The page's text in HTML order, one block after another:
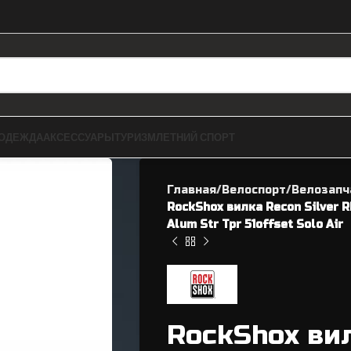
ВЕЛОЗАПЧАСТИ
Касеты / Трещетки
Главная Велоспорт
RockShox вилка Recon Silver
Alum Str Tpr 51offset Solo Air
RockShox